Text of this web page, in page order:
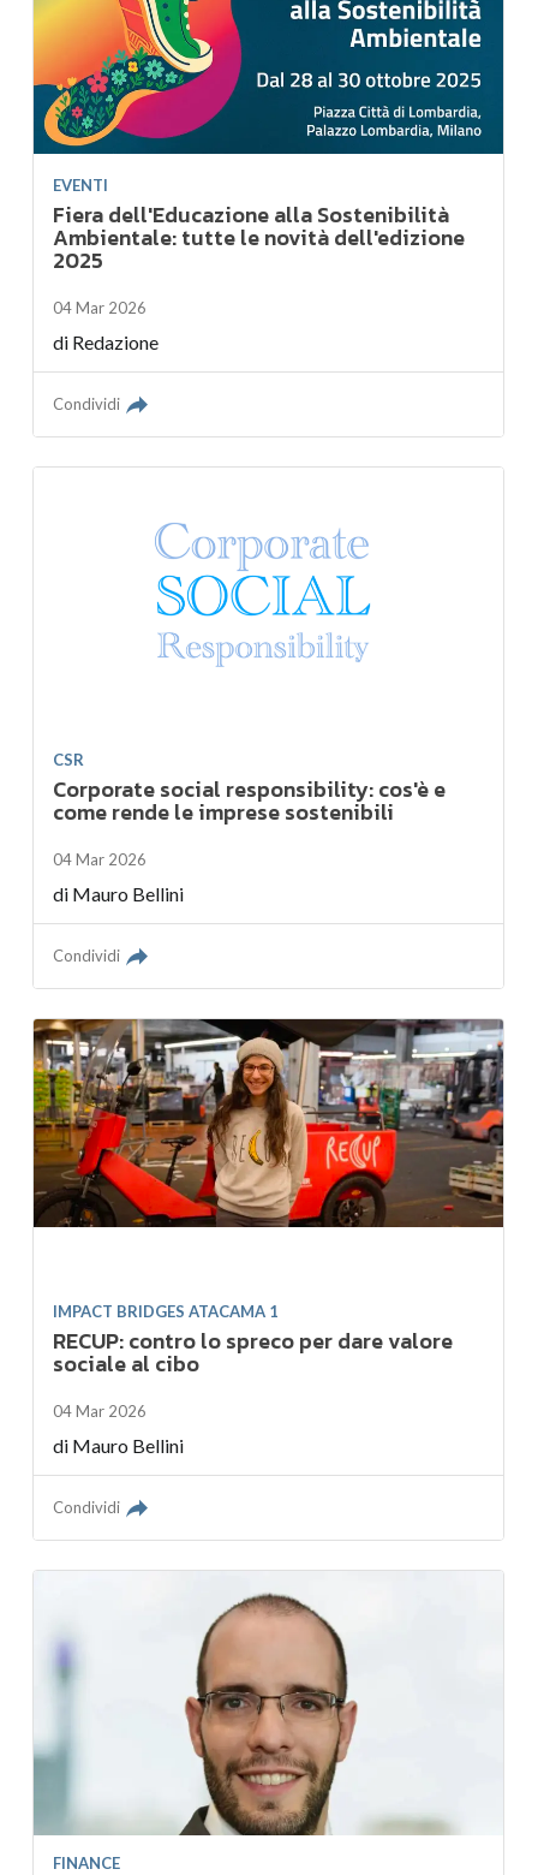
EVENTI
Fiera dell'Educazione alla Sostenibilità
Ambientale: tutte le novità dell'edizione
2025
04 Mar 2026
di Redazione
Condividi
CSR
Corporate social responsibility: cos'è e
come rende le imprese sostenibili
04 Mar 2026
di Mauro Bellini
Condividi
IMPACT BRIDGES ATACAMA 1
RECUP: contro lo spreco per dare valore
sociale al cibo
04 Mar 2026
di Mauro Bellini
Condividi
FINANCE